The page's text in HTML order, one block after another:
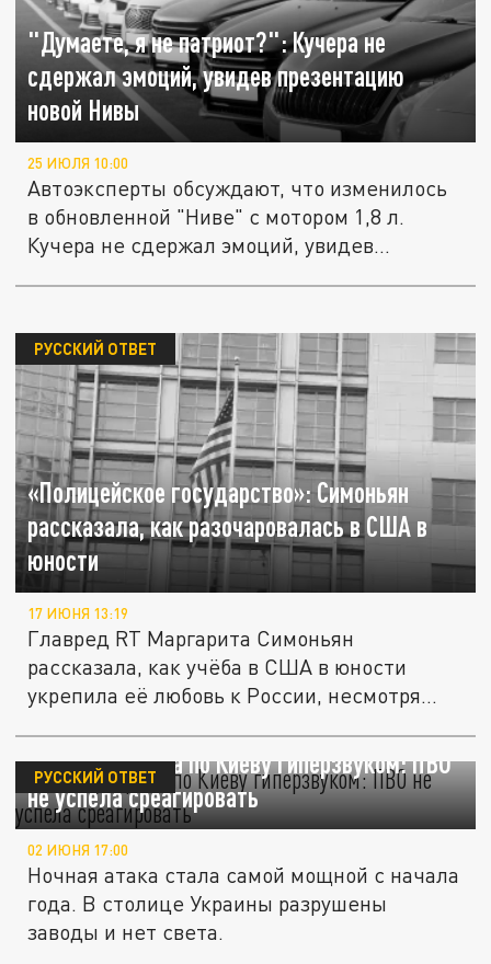
"Думаете, я не патриот?": Кучера не
сдержал эмоций, увидев презентацию
новой Нивы
25 ИЮЛЯ 10:00
Автоэксперты обсуждают, что изменилось
в обновленной "Ниве" с мотором 1,8 л.
Кучера не сдержал эмоций, увидев...
«Полицейское государство»: Симоньян
рассказала, как разочаровалась в США в
юности
РУССКИЙ ОТВЕТ
17 ИЮНЯ 13:19
Главред RT Маргарита Симоньян
рассказала, как учёба в США в юности
укрепила её любовь к России, несмотря
Россия ударила по Киеву гиперзвуком: ПВО
не успела среагировать
РУССКИЙ ОТВЕТ
02 ИЮНЯ 17:00
Ночная атака стала самой мощной с начала
года. В столице Украины разрушены
заводы и нет света.